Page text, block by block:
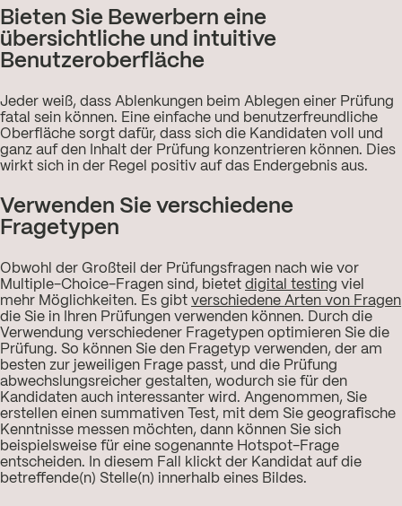
Bieten Sie Bewerbern eine
übersichtliche und intuitive
Benutzeroberfläche
Jeder weiß, dass Ablenkungen beim Ablegen einer Prüfung
fatal sein können. Eine einfache und benutzerfreundliche
Oberfläche sorgt dafür, dass sich die Kandidaten voll und
ganz auf den Inhalt der Prüfung konzentrieren können. Dies
wirkt sich in der Regel positiv auf das Endergebnis aus.
Verwenden Sie verschiedene
Fragetypen
Obwohl der Großteil der Prüfungsfragen nach wie vor
Multiple-Choice-Fragen sind, bietet digital testing viel
mehr Möglichkeiten. Es gibt verschiedene Arten von Fragen
die Sie in Ihren Prüfungen verwenden können. Durch die
Verwendung verschiedener Fragetypen optimieren Sie die
Prüfung. So können Sie den Fragetyp verwenden, der am
besten zur jeweiligen Frage passt, und die Prüfung
abwechslungsreicher gestalten, wodurch sie für den
Kandidaten auch interessanter wird. Angenommen, Sie
erstellen einen summativen Test, mit dem Sie geografische
Kenntnisse messen möchten, dann können Sie sich
beispielsweise für eine sogenannte Hotspot-Frage
entscheiden. In diesem Fall klickt der Kandidat auf die
betreffende(n) Stelle(n) innerhalb eines Bildes.